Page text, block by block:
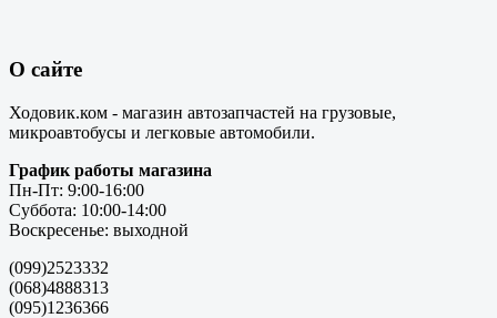
О сайте
Ходовик.ком - магазин автозапчастей на грузовые,
микроавтобусы и легковые автомобили.
График работы магазина
Пн-Пт: 9:00-16:00
Суббота: 10:00-14:00
Воскресенье: выходной
(099)2523332
(068)4888313
(095)1236366